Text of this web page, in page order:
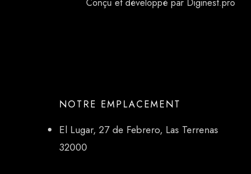
Conçu et développé par Diginest.pro
NOTRE EMPLACEMENT
El Lugar, 27 de Febrero, Las Terrenas
32000